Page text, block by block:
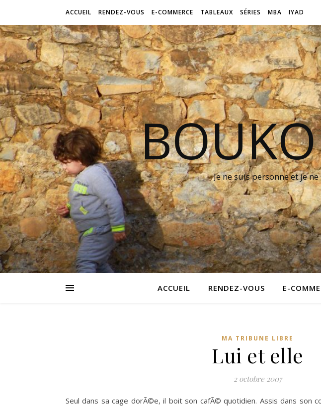
ACCUEIL RENDEZ-VOUS E-COMMERCE TABLEAUX SÉRIES MBA IYAD
Je ne suis personne et je
ACCUEIL RENDEZ-VOUS E-
MA TRIBUNE LIBRE
Lui et elle
2 octobre 2007
Seul dans sa cage dorÃ©e, il boit son cafÃ© quotidien. Assis dans son